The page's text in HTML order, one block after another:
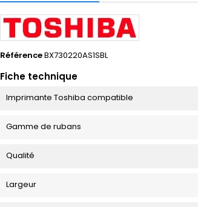
RéférenceBX730220AS1SBL
Fiche technique
Imprimante Toshiba compatible
Gamme de rubans
Qualité
Largeur